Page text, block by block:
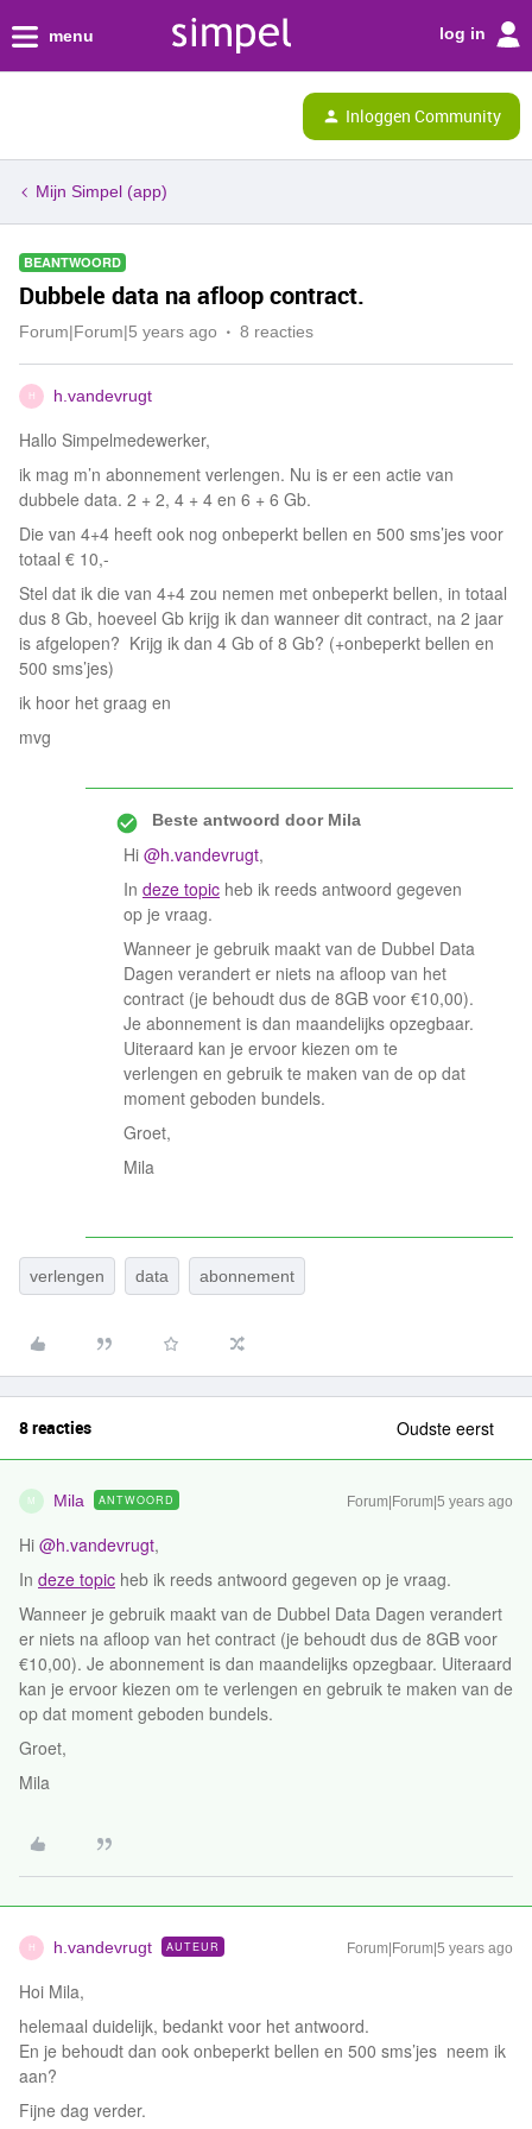
menu log in
Inloggen Community
Mijn Simpel (app)
BEANTWOORD
Dubbele data na afloop contract.
Forum|Forum|5 years ago 8 reacties
H h.vandevrugt
Hallo Simpelmedewerker,
ik mag m’n abonnement verlengen. Nu is er een actie van
dubbele data. 2 + 2, 4 + 4 en 6 + 6 Gb.
Die van 4+4 heeft ook nog onbeperkt bellen en 500 sms’jes voor
totaal € 10,-
Stel dat ik die van 4+4 zou nemen met onbeperkt bellen, in totaal
dus 8 Gb, hoeveel Gb krijg ik dan wanneer dit contract, na 2 jaar
is afgelopen? Krijg ik dan 4 Gb of 8 Gb? (+onbeperkt bellen en
500 sms’jes)
ik hoor het graag en
mvg
Beste antwoord doorMila
Hi @h.vandevrugt,
In deze topic heb ik reeds antwoord gegeven
op je vraag.
Wanneer je gebruik maakt van de Dubbel Data
Dagen verandert er niets na afloop van het
contract (je behoudt dus de 8GB voor €10,00).
Je abonnement is dan maandelijks opzegbaar.
Uiteraard kan je ervoor kiezen om te
verlengen en gebruik te maken van de op dat
moment geboden bundels.
Groet,
Mila
verlengen data abonnement
8 reacties Oudste eerst
M Mila ANTWOORD Forum|Forum|5 years ago
Hi @h.vandevrugt,
In deze topic heb ik reeds antwoord gegeven op je vraag.
Wanneer je gebruik maakt van de Dubbel Data Dagen verandert
er niets na afloop van het contract (je behoudt dus de 8GB voor
€10,00). Je abonnement is dan maandelijks opzegbaar. Uiteraard
kan je ervoor kiezen om te verlengen en gebruik te maken van de
op dat moment geboden bundels.
Groet,
Mila
H h.vandevrugt AUTEUR Forum|Forum|5 years ago
Hoi Mila,
helemaal duidelijk, bedankt voor het antwoord.
En je behoudt dan ook onbeperkt bellen en 500 sms’jes neem ik
aan?
Fijne dag verder.